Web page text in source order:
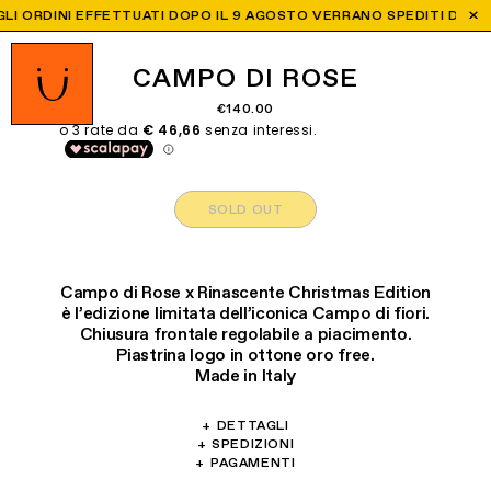
EFFETTUATI DOPO IL 9 AGOSTO VERRANO SPEDITI DALL'1
CAMPO DI ROSE
€140.00
SOLD OUT
Campo di Rose x Rinascente Christmas Edition
è l’edizione limitata dell’iconica Campo di fiori.
Chiusura frontale regolabile a piacimento.
Piastrina logo in ottone oro free.
Made in Italy
+ DETTAGLI
Materiali: Ottone, vetro, vetro veneziano,
cristallo, pietre dure, perle di fiume.
+ SPEDIZIONI
Offriamo spedizioni in tutto il mondo:
+ PAGAMENTI